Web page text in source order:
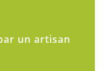
un artisan